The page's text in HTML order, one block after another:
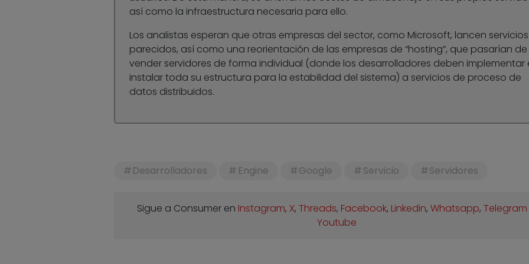
así como la infraestructura necesaria para ello.
Los analistas esperan que otras empresas del sector, como Microsoft, lancen servicios
parecidos, así como una reorientación de las empresas de “hosting”, que pasarían de
vender servidores de forma individual (donde los desarrolladores deben implementar
instalar toda su estructura para la estabilidad del sistema) a servicios de proceso de
datos distribuidos.
Desarrolladores Engine Google Servicio Servidores
Sigue a Consumer en Instagram, X,Threads, Facebook, Linkedin,Whatsapp,Telegram
Youtube